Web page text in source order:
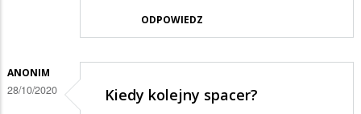
ODPOWIEDZ
ANONIM
28/10/2020 Kiedy kolejny spacer?